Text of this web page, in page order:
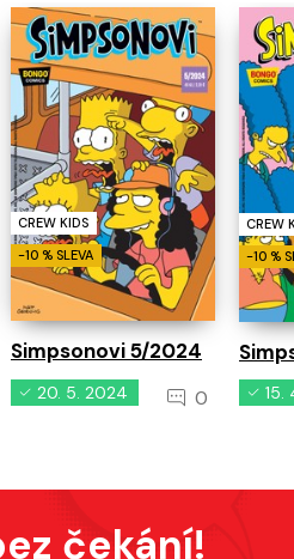
CREW KIDS
-10 % SLEVA
Simpsonovi 5/2024
20. 5. 2024 0
CREW
-10 %
15.
čekání!